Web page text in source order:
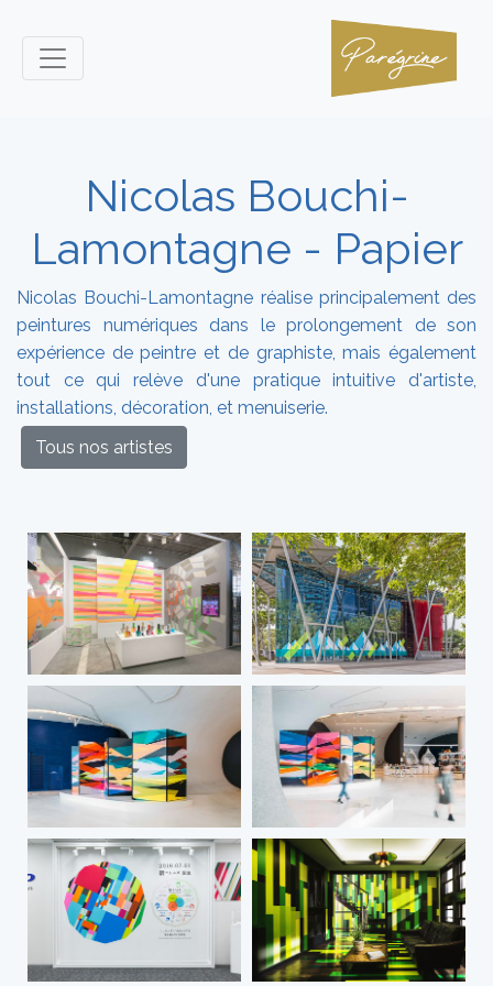
Nicolas Bouchi-
Lamontagne - Papier
Nicolas Bouchi-Lamontagne réalise principalement des
peintures numériques dans le prolongement de son
expérience de peintre et de graphiste, mais également
tout ce qui relève d'une pratique intuitive d'artiste,
installations, décoration, et menuiserie.
Tous nos artistes